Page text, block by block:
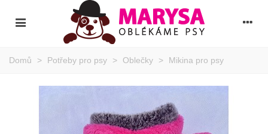
Domů > Potřeby pro psy > Oblečky > Mikina pro psy